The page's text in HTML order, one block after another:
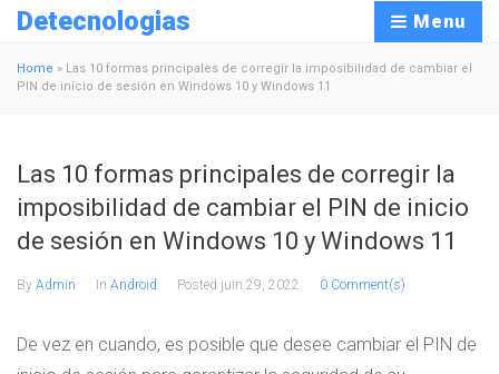
Detecnologias Menu
Home » Las 10 formas principales de corregir la imposibilidad de cambiar el
PIN de inicio de sesión en Windows 10 y Windows 11
Las 10 formas principales de corregir la
imposibilidad de cambiar el PIN de inicio
de sesión en Windows 10 y Windows 11
By Admin In Android Posted juin 29, 2022 0 Comment(s)
De vez en cuando, es posible que desee cambiar el PIN de